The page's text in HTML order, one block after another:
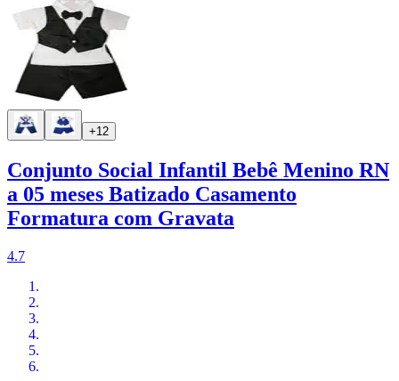
+12
Conjunto Social Infantil Bebê Menino RN
a 05 meses Batizado Casamento
Formatura com Gravata
4.7